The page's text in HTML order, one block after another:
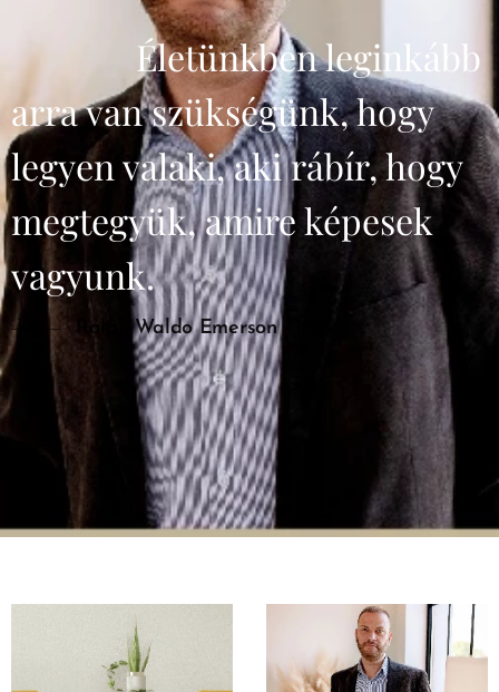
Életünkben leginkább
arra van szükségünk, hogy
legyen valaki, aki rábír, hogy
megtegyük, amire képesek
vagyunk.
Ralph Waldo Emerson - 1843.